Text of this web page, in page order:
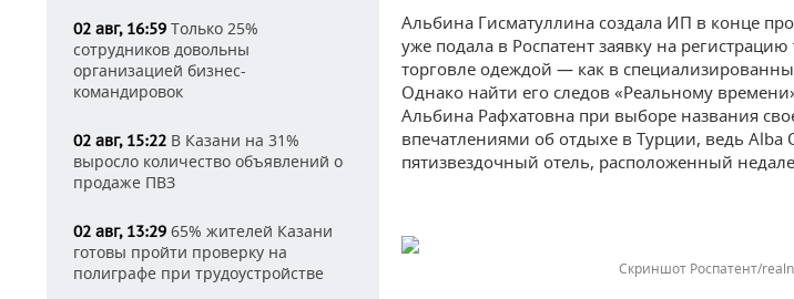
02 авг, 16:59 Только 25%
сотрудников довольны
организацией бизнес-
командировок
02 авг, 15:22 В Казани на 31%
выросло количество объявлений о
продаже ПВЗ
02 авг, 13:29 65% жителей Казани
готовы пройти проверку на
полиграфе при трудоустройстве
Альбина Гисматуллина создала ИП в конце
уже подала в Роспатент заявку на
торговле одеждой — как в
Однако найти его следов «Реальному
Альбина Рафхатовна при выборе названия
впечатлениями об отдыхе в Турции, ведь
пятизвездочный отель, расположенный
Скриншот Роспатент/